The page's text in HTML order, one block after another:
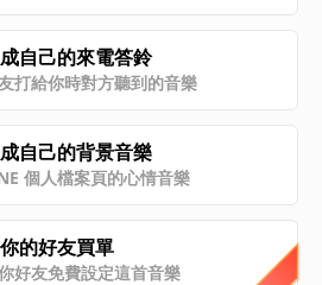
自己的來電答鈴
打給你時對方聽到的音樂
自己的背景音樂
個人檔案頁的心情音樂
的好友買單
好友免費設定這首音樂